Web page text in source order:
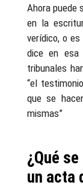
Ahora puede
en la
verídico, o
dice en esa
tribunales
“el
que se
mismas”
¿Qué
un acta